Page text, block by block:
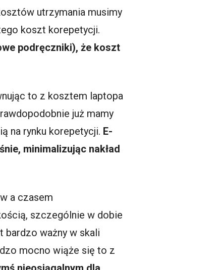
utrzymania musimy
koszt korepetycji.
podręczniki), że koszt
to z kosztem laptopa
już mamy
na rynku korepetycji. E-
minimalizując nakład
a czasem
szczególnie w dobie
bardzo ważny w skali
mocno wiąże się to z